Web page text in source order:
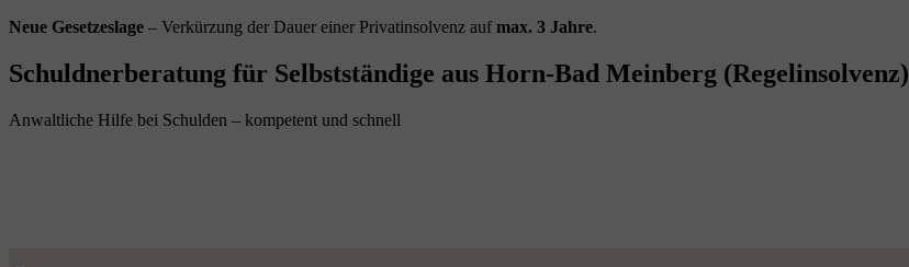
Neue Gesetzeslage – Verkürzung der Dauer einer Privatinsolvenz aufmax. 3 Jahre.
Schuldnerberatung für Selbstständige aus Horn-Bad Meinberg (Regelinsolvenz)
Anwaltliche Hilfe bei Schulden – kompetent und schnell